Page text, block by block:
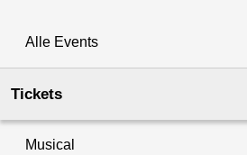
Alle Events
Tickets
Musical